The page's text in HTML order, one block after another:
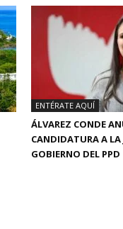
ENTÉRATE AQUÍ
ÁLVAREZ CONDE
CANDIDATURA A LA
GOBIERNO DEL PPD